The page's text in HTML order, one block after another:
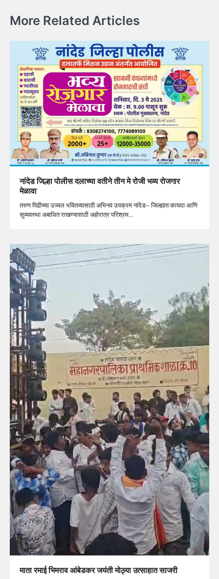
More Related Articles
नांदेड जिल्हा पोलीस दलाच्या वतीने तीन मे रोजी भव्य रोजगार
मेळावा
तरुण पिढीच्या उज्वल भवितव्यासाठी अभिनव उपक्रम नांदेड– जिल्ह्यात कायदा आणि
सुव्यवस्था अबाधित राखण्यासाठी अहोरात्र परिश्रम…
माता रमाई भिमराव आंबेडकर जयंती मोठ्या उत्साहात साजरी